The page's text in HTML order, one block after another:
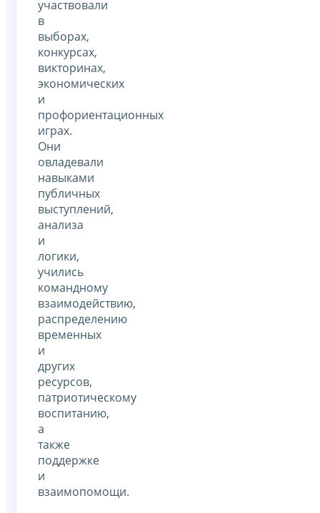
участвовали
в
выборах,
конкурсах,
викторинах,
экономических
и
профориентационных
играх.
Они
овладевали
навыками
публичных
выступлений,
анализа
и
логики,
учились
командному
взаимодействию,
распределению
временных
и
других
ресурсов,
патриотическому
воспитанию,
а
также
поддержке
и
взаимопомощи.